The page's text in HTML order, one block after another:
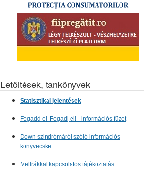
Letöltések, tankönyvek
Statisztikai jelentések
Fogadd el! Fogadj el! - információs füzet
Down szindrómáról szóló információs
könyvecske
Mellrákkal kapcsolatos tájékoztatás